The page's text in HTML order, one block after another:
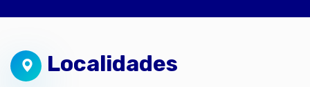
Localidades